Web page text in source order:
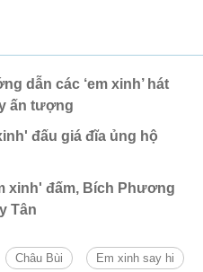
dẫn các ‘em xinh’ hát
ấn tượng
đấu giá đĩa ủng hộ
xinh' đấm, Bích Phương
Tân
Châu Bùi Em xinh say hi